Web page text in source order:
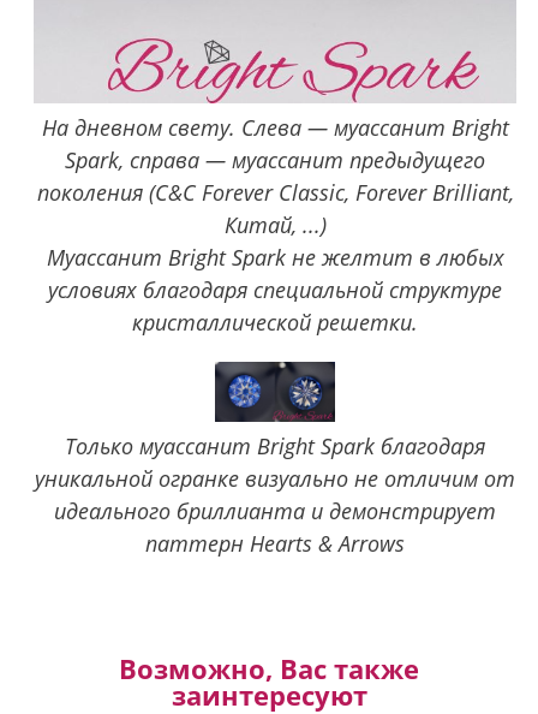
На дневном свету. Слева — муассанит Bright
Spark, справа — муассанит предыдущего
поколения (C&C Forever Classic, Forever Brilliant,
Китай, ...)
Муассанит Bright Spark не желтит в любых
условиях благодаря специальной структуре
кристаллической решетки.
Только муассанит Bright Spark благодаря
уникальной огранке визуально не отличим от
идеального бриллианта и демонстрирует
паттерн Hearts & Arrows
Возможно, Вас также
заинтересуют